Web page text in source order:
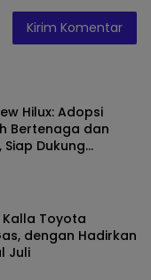
Hilux: Adopsi
Bertenaga dan
Siap Dukung
Kalla Toyota
Juli